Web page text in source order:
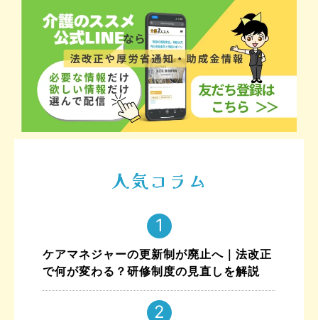
人気コラム
ケアマネジャーの更新制が廃止へ｜法改正
で何が変わる？研修制度の見直しを解説